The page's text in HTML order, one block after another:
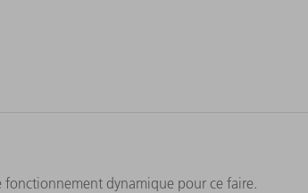
fonctionnement dynamique pour ce faire.